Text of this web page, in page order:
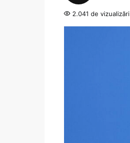
2.041 de vizualizări